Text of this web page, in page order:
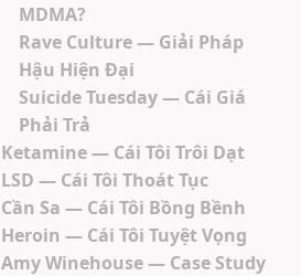
MDMA?
Rave Culture — Giải Pháp
Hậu Hiện Đại
Suicide Tuesday — Cái Giá
Phải Trả
Ketamine — Cái Tôi Trôi Dạt
LSD — Cái Tôi Thoát Tục
Cần Sa — Cái Tôi Bồng Bềnh
Heroin — Cái Tôi Tuyệt Vọng
Amy Winehouse — Case Study